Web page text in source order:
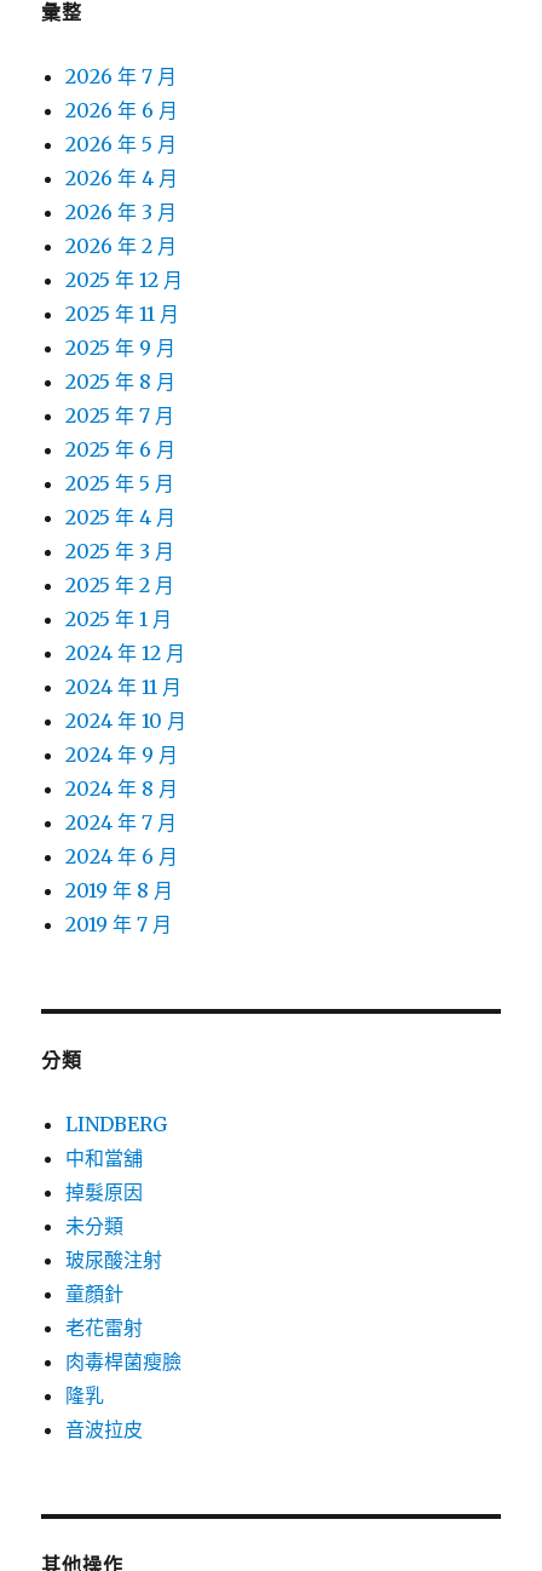
彙整
2026 年 7 月
2026 年 6 月
2026 年 5 月
2026 年 4 月
2026 年 3 月
2026 年 2 月
2025 年 12 月
2025 年 11 月
2025 年 9 月
2025 年 8 月
2025 年 7 月
2025 年 6 月
2025 年 5 月
2025 年 4 月
2025 年 3 月
2025 年 2 月
2025 年 1 月
2024 年 12 月
2024 年 11 月
2024 年 10 月
2024 年 9 月
2024 年 8 月
2024 年 7 月
2024 年 6 月
2019 年 8 月
2019 年 7 月
分類
LINDBERG
中和當舖
掉髮原因
未分類
玻尿酸注射
童顏針
老花雷射
肉毒桿菌瘦臉
隆乳
音波拉皮
其他操作